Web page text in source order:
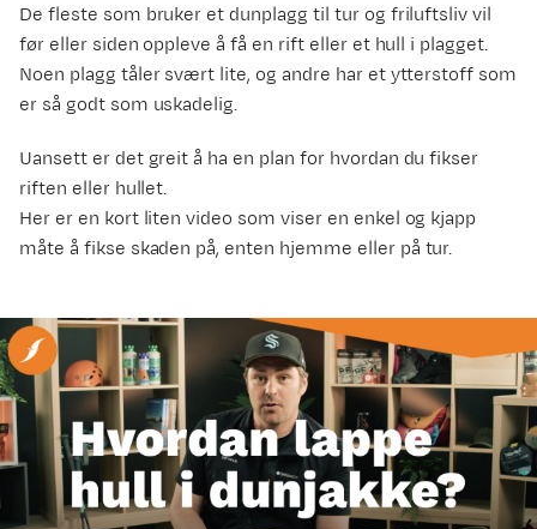
De fleste som bruker et dunplagg til tur og friluftsliv vil
før eller siden oppleve å få en rift eller et hull i plagget.
Noen plagg tåler svært lite, og andre har et ytterstoff som
er så godt som uskadelig.
Uansett er det greit å ha en plan for hvordan du fikser
riften eller hullet.
Her er en kort liten video som viser en enkel og kjapp
måte å fikse skaden på, enten hjemme eller på tur.